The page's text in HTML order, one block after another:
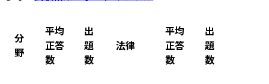
分
野
平均
正答
数
出
題
数
法律
平均
正答
数
出
題
数